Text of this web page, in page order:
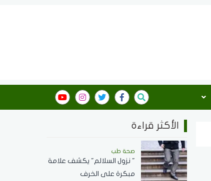
الأكثر قراءة
صحة طب
" نزول السلالم" يكشف علامة
مبكرة على الخرف